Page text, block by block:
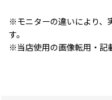
※モニターの違いにより、
す。
※当店使用の画像転用・記